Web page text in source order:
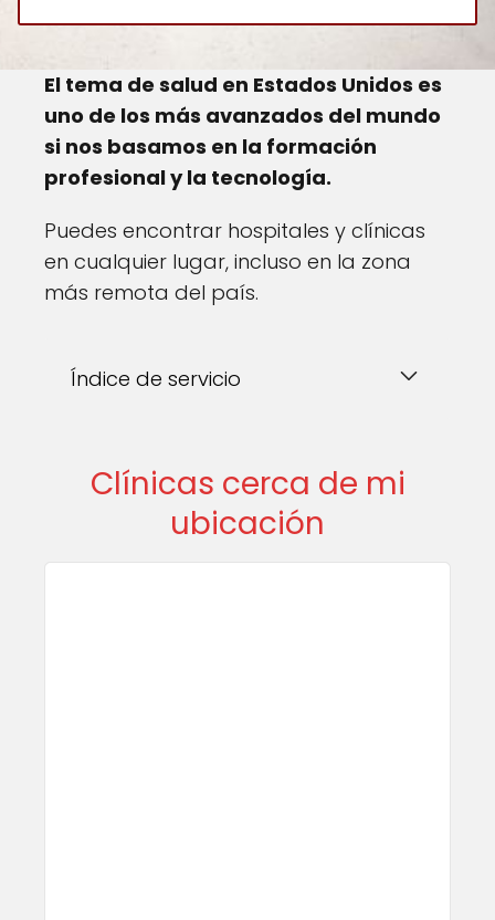
El tema de salud en Estados Unidos es
uno de los más avanzados del mundo
si nos basamos en la formación
profesional y la tecnología.
Puedes encontrar hospitales y clínicas
en cualquier lugar, incluso en la zona
más remota del país.
Índice de servicio
Clínicas cerca de mi
ubicación